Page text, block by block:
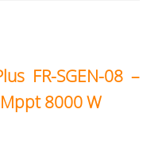
FR-SGEN-08 –
8000 W